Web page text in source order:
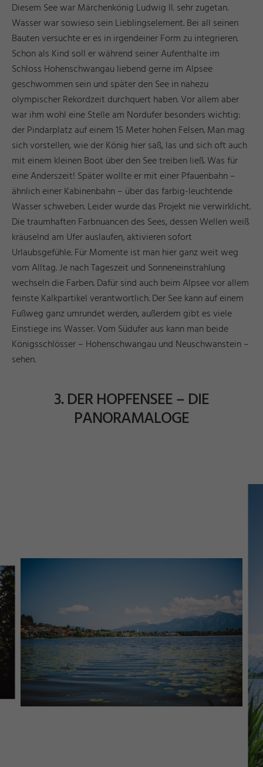
Diesem See war Märchenkönig Ludwig II. sehr zugetan.
Wasser war sowieso sein Lieblingselement. Bei all seinen
Bauten versuchte er es in irgendeiner Form zu integrieren.
Schon als Kind soll er während seiner Aufenthalte im
Schloss Hohenschwangau liebend gerne im Alpsee
geschwommen sein und später den See in nahezu
olympischer Rekordzeit durchquert haben. Vor allem aber
war ihm wohl eine Stelle am Nordufer besonders wichtig:
der Pindarplatz auf einem 15 Meter hohen Felsen. Man mag
sich vorstellen, wie der König hier saß, las und sich oft auch
mit einem kleinen Boot über den See treiben ließ. Was für
eine Anderszeit! Später wollte er mit einer Pfauenbahn –
ähnlich einer Kabinenbahn – über das farbig-leuchtende
Wasser schweben. Leider wurde das Projekt nie verwirklicht.
Die traumhaften Farbnuancen des Sees, dessen Wellen weiß
kräuselnd am Ufer auslaufen, aktivieren sofort
Urlaubsgefühle. Für Momente ist man hier ganz weit weg
vom Alltag. Je nach Tageszeit und Sonneneinstrahlung
wechseln die Farben. Dafür sind auch beim Alpsee vor allem
feinste Kalkpartikel verantwortlich. Der See kann auf einem
Fußweg ganz umrundet werden, außerdem gibt es viele
Einstiege ins Wasser. Vom Südufer aus kann man beide
Königsschlösser – Hohenschwangau und Neuschwanstein –
sehen.
3. DER HOPFENSEE – DIE
PANORAMALOGE